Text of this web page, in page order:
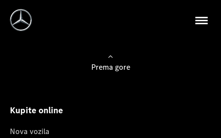
Prema gore
Kupite online
Nova vozila